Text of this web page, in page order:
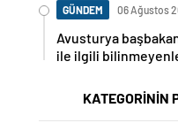
GÜNDEM 06 Ağustos
Avusturya
ile ilgili
KATEGORİNİN